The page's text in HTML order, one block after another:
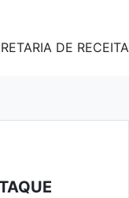
DE RECEITA